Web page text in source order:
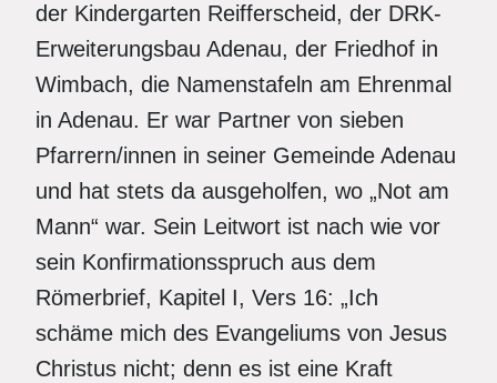
der Kindergarten Reifferscheid, der DRK-
Erweiterungsbau Adenau, der Friedhof in
Wimbach, die Namenstafeln am Ehrenmal
in Adenau. Er war Partner von sieben
Pfarrern/innen in seiner Gemeinde Adenau
und hat stets da ausgeholfen, wo „Not am
Mann“ war. Sein Leitwort ist nach wie vor
sein Konfirmationsspruch aus dem
Römerbrief, Kapitel I, Vers 16: „Ich
schäme mich des Evangeliums von Jesus
Christus nicht; denn es ist eine Kraft